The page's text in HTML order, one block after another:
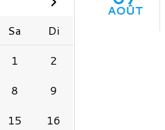
Sa
Di
1
2
8
9
15
16
AOÛT